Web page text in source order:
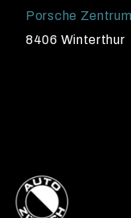
Porsche
8406 Winterthur